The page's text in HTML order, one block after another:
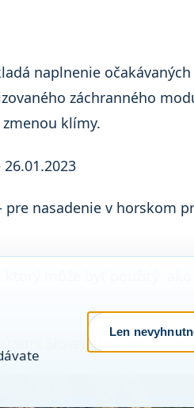
naplnenie
záchranného
klímy.
26.01.2023
nasadenie v horskom
Slovenskej republiky i
Len